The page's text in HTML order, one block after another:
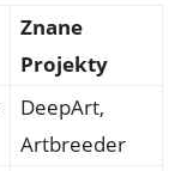
Znane
Projekty
DeepArt,
Artbreeder